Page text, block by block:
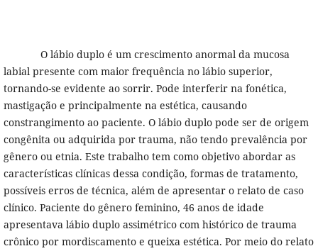
O lábio duplo é um crescimento anormal da mucosa
labial presente com maior frequência no lábio superior,
tornando-se evidente ao sorrir. Pode interferir na fonética,
mastigação e principalmente na estética, causando
constrangimento ao paciente. O lábio duplo pode ser de origem
congênita ou adquirida por trauma, não tendo prevalência por
gênero ou etnia. Este trabalho tem como objetivo abordar as
características clínicas dessa condição, formas de tratamento,
possíveis erros de técnica, além de apresentar o relato de caso
clínico. Paciente do gênero feminino, 46 anos de idade
apresentava lábio duplo assimétrico com histórico de trauma
crônico por mordiscamento e queixa estética. Por meio do relato